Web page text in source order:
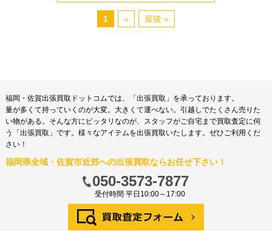
1 » 最後 »
福岡・佐賀出張買取ドットコムでは、「出張買取」を承っております。
量が多くて持っていくのが大変。大きくて運べない。引越しでたくさん売りた
い物がある。そんな方にピッタリなのが、スタッフがご自宅まで買取査定に伺
う「出張買取」です。様々なアイテムを出張買取いたします。ぜひご利用くだ
さい！
福岡県全域・佐賀市近郊への出張買取ならお任せ下さい！
050-3573-7877
受付時間 平日10:00～17:00